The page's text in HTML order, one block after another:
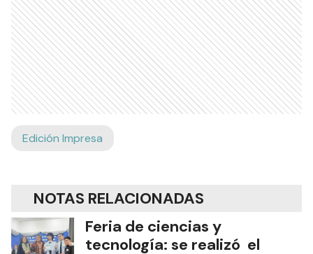
Edición Impresa
NOTAS RELACIONADAS
Feria de ciencias y
tecnología: se realizó el